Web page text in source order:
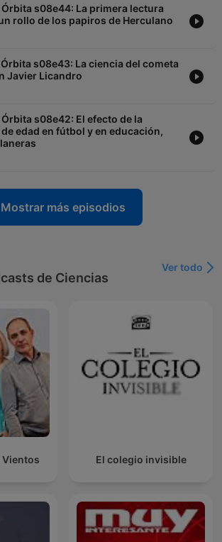
s08e44: La primera lectura
rollo de los papiros de Herculano
s08e43: La ciencia del cometa
Javier Licandro
s08e42: El efecto de la
edad en fútbol y en educación,
Mostrar más episodios
de Ciencias
Ver todo
Vientos El colegio invisible